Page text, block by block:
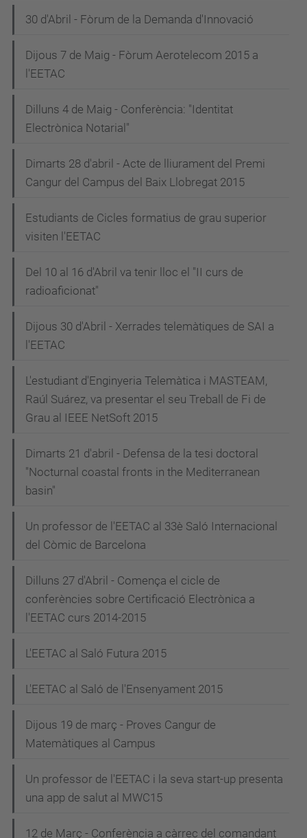
30 d'Abril - Fòrum de la Demanda d'Innovació
Dijous 7 de Maig - Fòrum Aerotelecom 2015 a
l'EETAC
Dilluns 4 de Maig - Conferència: "Identitat
Electrònica Notarial"
Dimarts 28 d'abril - Acte de lliurament del Premi
Cangur del Campus del Baix Llobregat 2015
Estudiants de Cicles formatius de grau superior
visiten l'EETAC
Del 10 al 16 d'Abril va tenir lloc el "II curs de
radioaficionat"
Dijous 30 d'Abril - Xerrades telemàtiques de SAI a
l'EETAC
L'estudiant d'Enginyeria Telemàtica i MASTEAM,
Raúl Suárez, va presentar el seu Treball de Fi de
Grau al IEEE NetSoft 2015
Dimarts 21 d'abril - Defensa de la tesi doctoral
"Nocturnal coastal fronts in the Mediterranean
basin"
Un professor de l'EETAC al 33è Saló Internacional
del Còmic de Barcelona
Dilluns 27 d'Abril - Comença el cicle de
conferències sobre Certificació Electrònica a
l'EETAC curs 2014-2015
L'EETAC al Saló Futura 2015
L'EETAC al Saló de l'Ensenyament 2015
Dijous 19 de març - Proves Cangur de
Matemàtiques al Campus
Un professor de l'EETAC i la seva start-up presenta
una app de salut al MWC15
12 de Març - Conferència a càrrec del comandant